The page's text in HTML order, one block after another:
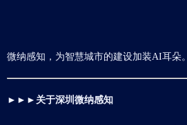
微纳感知，为智慧城市的建设加装AI耳朵。
►►► 关于深圳微纳感知